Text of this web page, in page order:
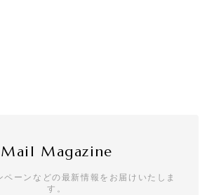
Mail Magazine
ペーンなどの最新情報をお届けいたしま
す。